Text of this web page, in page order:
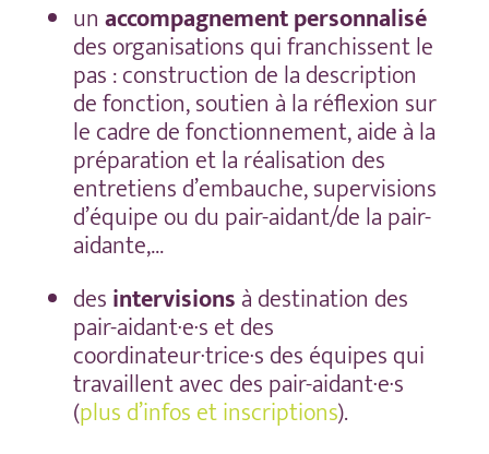
unaccompagnement personnalisé
des organisations qui franchissent le
pas : construction de la description
de fonction, soutien à la réflexion sur
le cadre de fonctionnement,aide à la
préparation et la réalisation des
entretiens d’embauche,supervisions
d’équipe ou du pair-aidant/de la pair-
aidante,…
desintervisionsà destination des
pair-aidant·e·s et des
coordinateur·trice·s des équipes qui
travaillent avec des pair-aidant·e·s
(plus d’infos et inscriptions).